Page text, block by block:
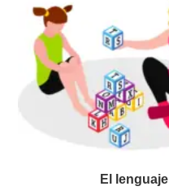
El